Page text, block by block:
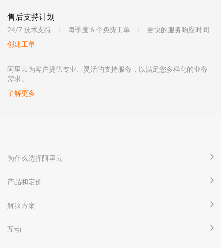
售后支持计划
24/7 技术支持 每季度 6 个免费工单
更快的服务响应时间
创建工单
阿里云为客户提供专业、灵活的支持服务，以满足您多样化的业务
需求。
了解更多
为什么选择阿里云
产品和定价
解决方案
互动